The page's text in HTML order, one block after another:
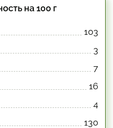
на 100 г
103
3
7
16
4
130